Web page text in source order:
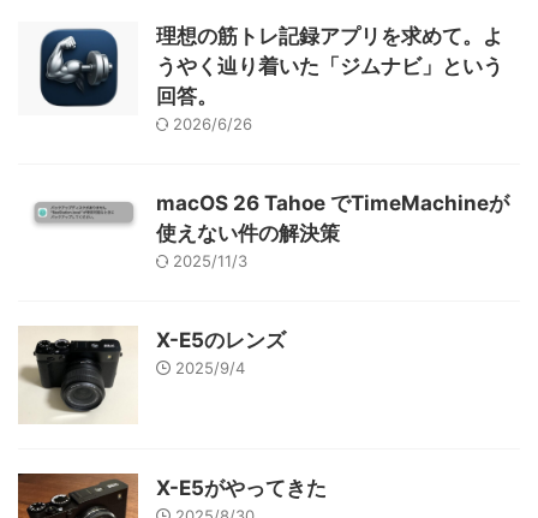
理想の筋トレ記録アプリを求めて。よ
うやく辿り着いた「ジムナビ」という
回答。
2026/6/26
macOS 26 Tahoe でTimeMachineが
使えない件の解決策
2025/11/3
X-E5のレンズ
2025/9/4
X-E5がやってきた